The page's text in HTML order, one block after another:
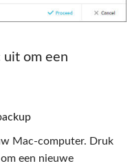
om een
Mac-computer. Druk
een ​​nieuwe